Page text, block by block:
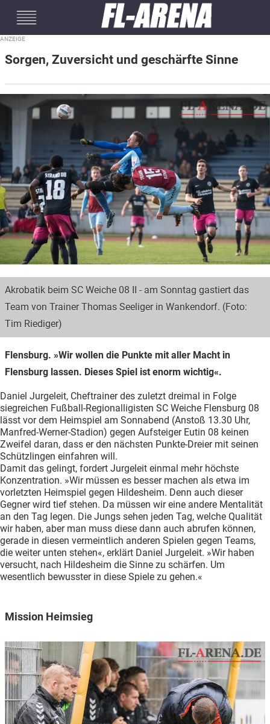
Sorgen, Zuversicht und geschärfte Sinne
Akrobatik beim SC Weiche 08 II - am Sonntag gastiert das
Team von Trainer Thomas Seeliger in Wankendorf. (Foto:
Tim Riediger)
Flensburg. »Wir wollen die Punkte mit aller Macht in
Flensburg lassen. Dieses Spiel ist enorm wichtig«.
Daniel Jurgeleit, Cheftrainer des zuletzt dreimal in Folge
siegreichen Fußball-Regionalligisten SC Weiche Flensburg 08
lässt vor dem Heimspiel am Sonnabend (Anstoß 13.30 Uhr,
Manfred-Werner-Stadion) gegen Aufsteiger Eutin 08 keinen
Zweifel daran, dass er den nächsten Punkte-Dreier mit seinen
Schützlingen einfahren will.
Damit das gelingt, fordert Jurgeleit einmal mehr höchste
Konzentration. »Wir müssen es besser machen als etwa im
vorletzten Heimspiel gegen Hildesheim. Denn auch dieser
Gegner wird tief stehen. Da müssen wir eine andere Mentalität
an den Tag legen. Die Jungs sehen jeden Tag, welche Qualität
wir haben, aber man muss diese dann auch abrufen können,
gerade in diesen vermeintlich anderen Spielen gegen Teams,
die weiter unten stehen«, erklärt Daniel Jurgeleit. »Wir haben
versucht, nach Hildesheim die Sinne zu schärfen. Um
wesentlich bewusster in diese Spiele zu gehen.«
Mission Heimsieg